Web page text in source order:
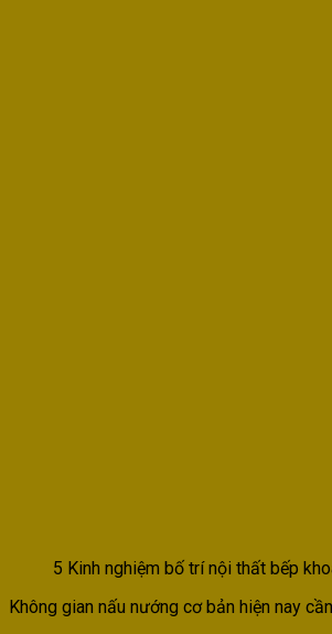
5 Kinh nghiệm bố trí nội thất bếp
Không gian nấu nướng cơ bản hiện nay